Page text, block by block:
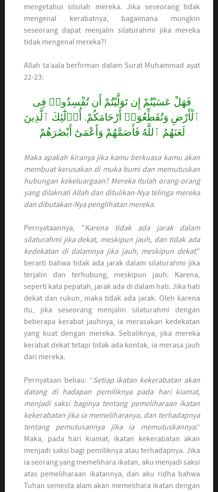
mengetahui silsilah mereka. Jika seseorang tidak
mengenal kerabatnya, bagaimana mungkin
seseorang dapat menjalin silaturahmi jika mereka
tidak mengenal mereka?!
Allah ta’aala berfirman dalam Surat Muhammad ayat
22-23:
فَهَلْ عَسَيْتُمْ إِن تَوَلَّيْتُمْ أَن تُفْسِدُوا۟ فِى
ٱلْأَرْضِ وَتُقَطِّعُوٓا۟ أَرْحَامَكُمْ. أُو۟لَٰٓئِكَ ٱلَّذِينَ
لَعَنَهُمُ ٱللَّهُ فَأَصَمَّهُمْ وَأَعْمَىٰٓ أَبْصَٰرَهُمْ
Maka apakah kiranya jika kamu berkuasa kamu akan
membuat kerusakan di muka bumi dan memutuskan
hubungan kekeluargaan? Mereka itulah orang-orang
yang dilaknati Allah dan ditulikan-Nya telinga mereka
dan dibutakan-Nya penglihatan mereka.
Pernyataannya, "Karena tidak ada jarak dalam
silaturahmi jika dekat, meskipun jauh, dan tidak ada
kedekatan di dalamnya jika jauh, meskipun dekat,"
berarti bahwa tidak ada jarak dalam silaturahmi jika
terjalin dan terhubung, meskipun jauh. Karena,
seperti kata pepatah, jarak ada di dalam hati. Jika hati
dekat dan rukun, maka tidak ada jarak. Oleh karena
itu, jika seseorang menjalin silaturahmi dengan
beberapa kerabat jauhnya, ia merasakan kedekatan
yang kuat dengan mereka. Sebaliknya, jika mereka
kerabat dekat tetapi tidak ada kontak, ia merasa jauh
dari mereka.
Pernyataan beliau: “Setiap ikatan kekerabatan akan
datang di hadapan pemiliknya pada hari kiamat,
menjadi saksi baginya tentang pemeliharaan ikatan
kekerabatan jika ia memeliharanya, dan terhadapnya
tentang pemutusannya jika ia memutuskannya.”
Maka, pada hari kiamat, ikatan kekerabatan akan
menjadi saksi bagi pemiliknya atau terhadapnya. Jika
ia seorang yang memelihara ikatan, aku menjadi saksi
atas pemeliharaan ikatannya, dan aku ridha bahwa
Tuhan semesta alam akan memelihara ikatan dengan